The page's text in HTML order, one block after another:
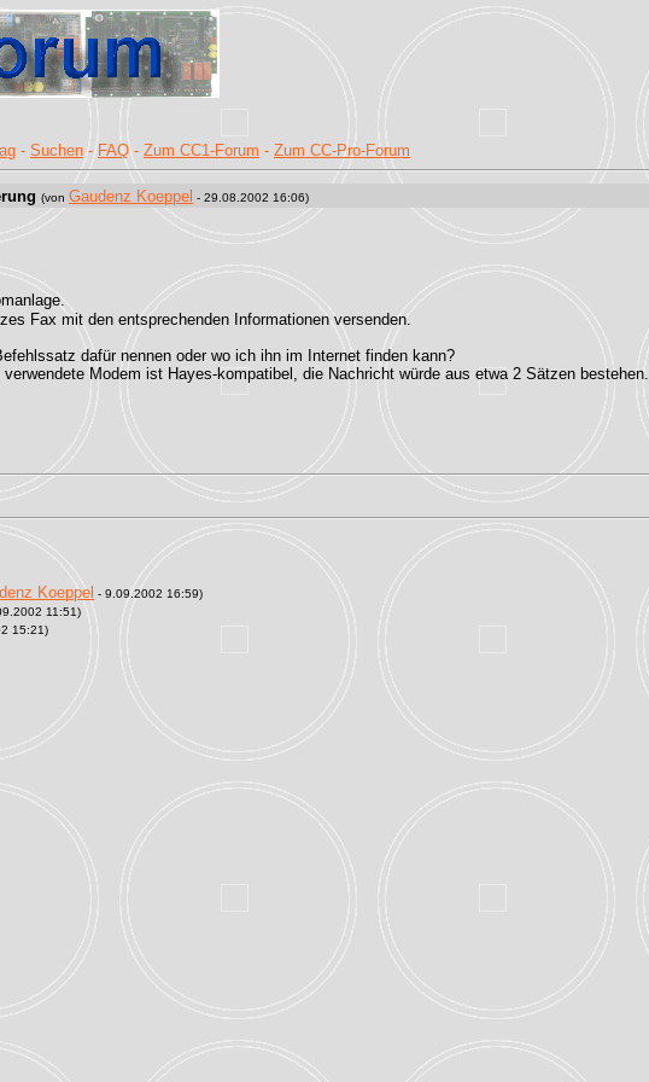
- Suchen - FAQ - Zum CC1-Forum - Zum CC-Pro-Forum
(von Gaudenz Koeppel - 29.08.2002 16:06)
Fax mit den entsprechenden Informationen versenden.
dafür nennen oder wo ich ihn im Internet finden kann?
Modem ist Hayes-kompatibel, die Nachricht würde aus etwa 2 Sätzen bestehen.
Koeppel - 9.09.2002 16:59)
11:51)
15:21)